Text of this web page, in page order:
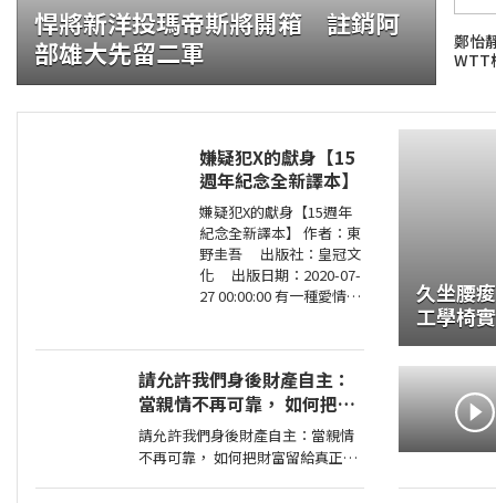
咬的船?.自助餐
悍將新洋投瑪帝斯將開箱 註銷阿
部雄大先留二軍
鄭怡
WTT
嫌疑犯X的獻身【15
週年紀念全新譯本】
嫌疑犯X的獻身【15週年
紀念全新譯本】 作者：東
野圭吾 出版社：皇冠文
化 出版日期：2020-07-
27 00:00:00 有一種愛情，
在本格推理的
請允許我們身後財產自主：
當親情不再可靠， 如何把財
富留給真正值得的人
請允許我們身後財產自主：當親情
不再可靠， 如何把財富留給真正值
久坐腰
工學椅
22檔調